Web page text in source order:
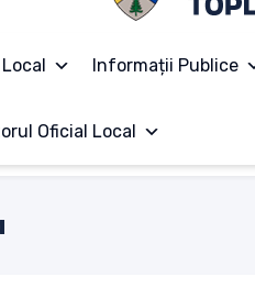
Informații Publice
Oficial Local